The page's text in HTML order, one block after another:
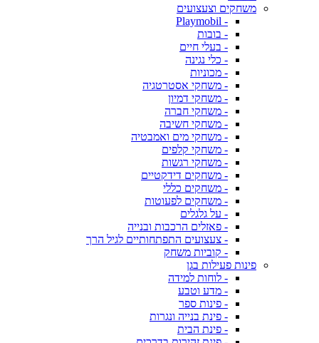
משחקים וצעצועים
- Playmobil
- בובות
- בעלי חיים
- כלי נגינה
- מכוניות
- משחקי אסטרטגיה
- משחקי דמיון
- משחקי חברה
- משחקי חשיבה
- משחקי מים ואמבטיה
- משחקי קלפים
- משחקי רגשות
- משחקים דידקטיים
- משחקים כללי
- משחקים לפעוטות
- על גלגלים
- פאזלים הרכבות ובנייה
- צעצועים התפתחותיים לגיל הרך
- קוביות משחק
פינות פעילות בגן
- לוחות למידה
- מדע וטבע
- פינות ספר
- פינת בנייה ונגרות
- פינת הבית